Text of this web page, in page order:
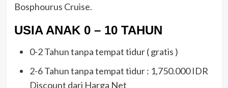
Bosphourus Cruise.
USIA ANAK 0 – 10 TAHUN
0-2 Tahun tanpa tempat tidur ( gratis )
2-6 Tahun tanpa tempat tidur : 1,750.000 IDR
Discount dari Harga Net